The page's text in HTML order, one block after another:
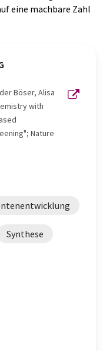
eine machbare Zahl
Böser, Alisa
with
Nature
Synthese